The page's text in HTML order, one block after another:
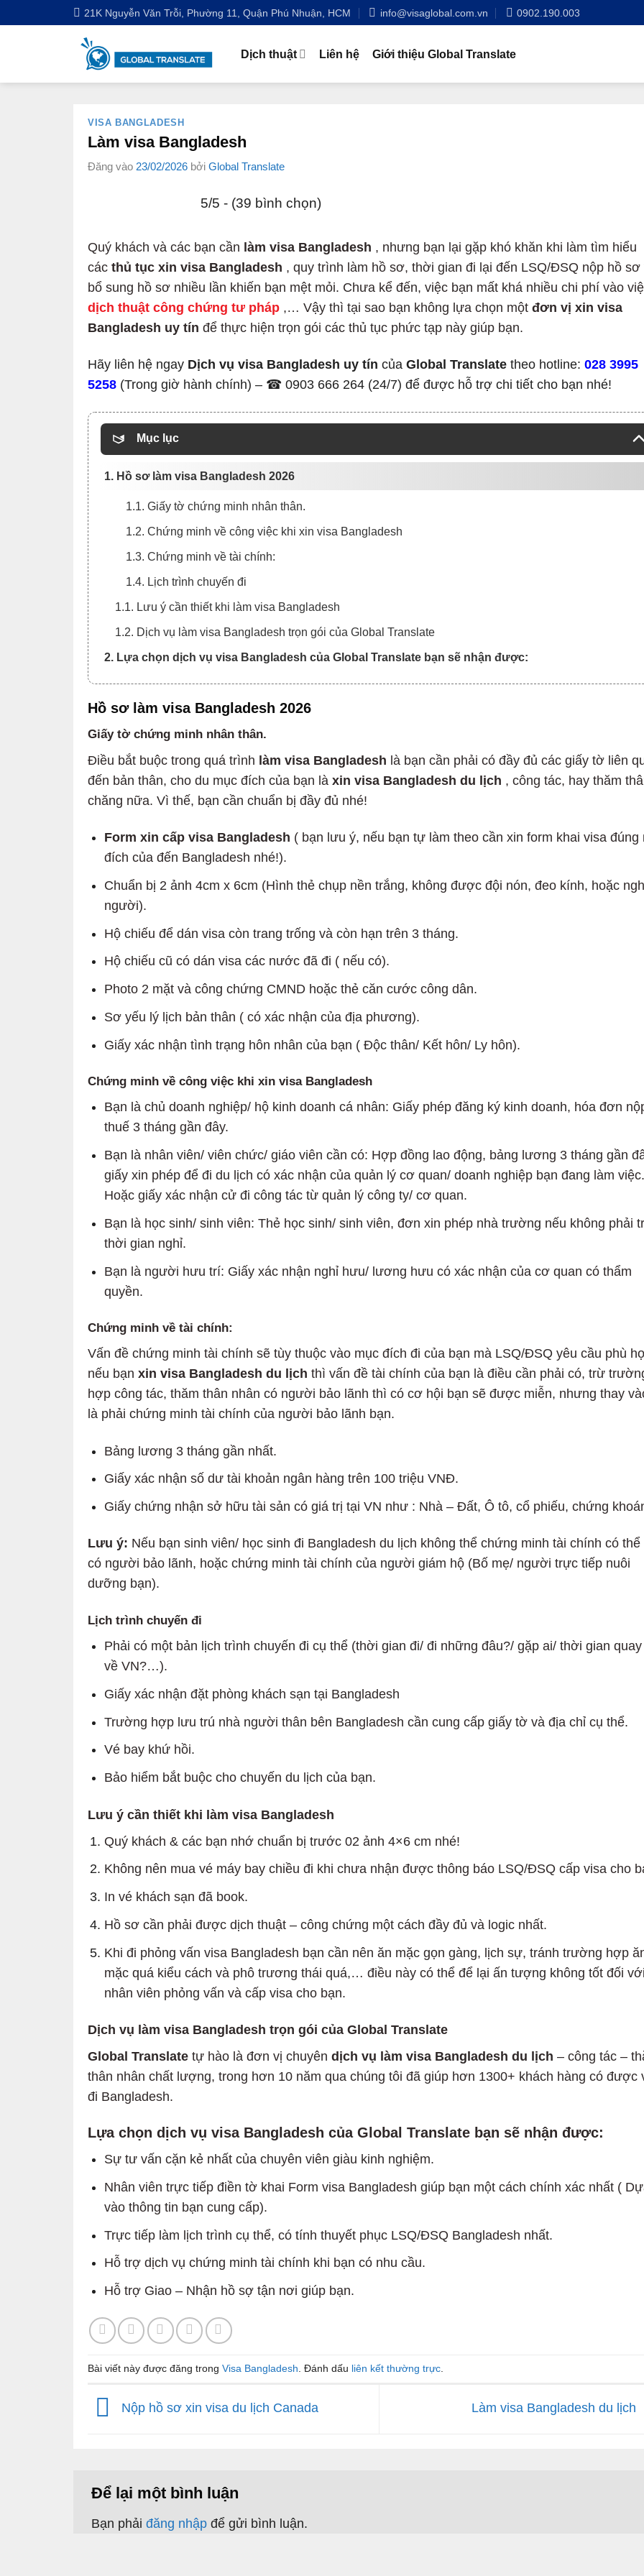
21K Nguyễn Văn Trỗi, Phường 11, Quận Phú Nhuận, HCM info@visaglobal.com.vn 0902.190.003
Dịch thuật Liên hệ Giới thiệu Global Translate
VISA BANGLADESH
Làm visa Bangladesh
Đăng vào 23/02/2026 bởi Global Translate
5/5 - (39 bình chọn)
Quý khách và các bạn cần làm visa Bangladesh , nhưng bạn lại gặp khó khăn khi làm tìm hiểu
các thủ tục xin visa Bangladesh , quy trình làm hồ sơ, thời gian đi lại đến LSQ/ĐSQ nộp hồ sơ
bổ sung hồ sơ nhiều lần khiến bạn mệt mỏi. Chưa kể đến, việc bạn mất khá nhiều chi phí vào
dịch thuật công chứng tư pháp ,… Vậy thì tại sao bạn không lựa chọn một đơn vị xin visa
Bangladesh uy tín để thực hiện trọn gói các thủ tục phức tạp này giúp bạn.
Hãy liên hệ ngay Dịch vụ visa Bangladesh uy tín của Global Translate theo hotline: 028 3995
5258 (Trong giờ hành chính) – ☎ 0903 666 264 (24/7) để được hỗ trợ chi tiết cho bạn nhé!
Mục lục
1. Hồ sơ làm visa Bangladesh 2026
1.1. Giấy tờ chứng minh nhân thân.
1.2. Chứng minh về công việc khi xin visa Bangladesh
1.3. Chứng minh về tài chính:
1.4. Lịch trình chuyến đi
1.1. Lưu ý cần thiết khi làm visa Bangladesh
1.2. Dịch vụ làm visa Bangladesh trọn gói của Global Translate
2. Lựa chọn dịch vụ visa Bangladesh của Global Translate bạn sẽ nhận được:
Hồ sơ làm visa Bangladesh 2026
Giấy tờ chứng minh nhân thân.
Điều bắt buộc trong quá trình làm visa Bangladesh là bạn cần phải có đầy đủ các giấy tờ liên
đến bản thân, cho du mục đích của bạn là xin visa Bangladesh du lịch , công tác, hay thăm
chăng nữa. Vì thế, bạn cần chuẩn bị đầy đủ nhé!
Form xin cấp visa Bangladesh ( bạn lưu ý, nếu bạn tự làm theo cần xin form khai visa đúng
đích của đến Bangladesh nhé!).
Chuẩn bị 2 ảnh 4cm x 6cm (Hình thẻ chụp nền trắng, không được đội nón, đeo kính, hoặc
người).
Hộ chiếu để dán visa còn trang trống và còn hạn trên 3 tháng.
Hộ chiếu cũ có dán visa các nước đã đi ( nếu có).
Photo 2 mặt và công chứng CMND hoặc thẻ căn cước công dân.
Sơ yếu lý lịch bản thân ( có xác nhận của địa phương).
Giấy xác nhận tình trạng hôn nhân của bạn ( Độc thân/ Kết hôn/ Ly hôn).
Chứng minh về công việc khi xin visa Bangladesh
Bạn là chủ doanh nghiệp/ hộ kinh doanh cá nhân: Giấy phép đăng ký kinh doanh, hóa đơn
thuế 3 tháng gần đây.
Bạn là nhân viên/ viên chức/ giáo viên cần có: Hợp đồng lao động, bảng lương 3 tháng gần
giấy xin phép để đi du lịch có xác nhận của quản lý cơ quan/ doanh nghiệp bạn đang làm việc.
Hoặc giấy xác nhận cử đi công tác từ quản lý công ty/ cơ quan.
Bạn là học sinh/ sinh viên: Thẻ học sinh/ sinh viên, đơn xin phép nhà trường nếu không phải
thời gian nghỉ.
Bạn là người hưu trí: Giấy xác nhận nghỉ hưu/ lương hưu có xác nhận của cơ quan có thẩm
quyền.
Chứng minh về tài chính:
Vấn đề chứng minh tài chính sẽ tùy thuộc vào mục đích đi của bạn mà LSQ/ĐSQ yêu cầu phù
nếu bạn xin visa Bangladesh du lịch thì vấn đề tài chính của bạn là điều cần phải có, trừ
hợp công tác, thăm thân nhân có người bảo lãnh thì có cơ hội bạn sẽ được miễn, nhưng thay
là phải chứng minh tài chính của người bảo lãnh bạn.
Bảng lương 3 tháng gần nhất.
Giấy xác nhận số dư tài khoản ngân hàng trên 100 triệu VNĐ.
Giấy chứng nhận sở hữu tài sản có giá trị tại VN như : Nhà – Đất, Ô tô, cổ phiếu, chứng
Lưu ý: Nếu bạn sinh viên/ học sinh đi Bangladesh du lịch không thể chứng minh tài chính có thể
có người bảo lãnh, hoặc chứng minh tài chính của người giám hộ (Bố mẹ/ người trực tiếp nuôi
dưỡng bạn).
Lịch trình chuyến đi
Phải có một bản lịch trình chuyến đi cụ thể (thời gian đi/ đi những đâu?/ gặp ai/ thời gian
về VN?…).
Giấy xác nhận đặt phòng khách sạn tại Bangladesh
Trường hợp lưu trú nhà người thân bên Bangladesh cần cung cấp giấy tờ và địa chỉ cụ thể.
Vé bay khứ hồi.
Bảo hiểm bắt buộc cho chuyến du lịch của bạn.
Lưu ý cần thiết khi làm visa Bangladesh
Quý khách & các bạn nhớ chuẩn bị trước 02 ảnh 4×6 cm nhé!
Không nên mua vé máy bay chiều đi khi chưa nhận được thông báo LSQ/ĐSQ cấp visa cho
In vé khách sạn đã book.
Hồ sơ cần phải được dịch thuật – công chứng một cách đầy đủ và logic nhất.
Khi đi phỏng vấn visa Bangladesh bạn cần nên ăn mặc gọn gàng, lịch sự, tránh trường hợp
mặc quá kiểu cách và phô trương thái quá,… điều này có thể để lại ấn tượng không tốt đối với
nhân viên phỏng vấn và cấp visa cho bạn.
Dịch vụ làm visa Bangladesh trọn gói của Global Translate
Global Translate tự hào là đơn vị chuyên dịch vụ làm visa Bangladesh du lịch – công tác –
thân nhân chất lượng, trong hơn 10 năm qua chúng tôi đã giúp hơn 1300+ khách hàng có được
đi Bangladesh.
Lựa chọn dịch vụ visa Bangladesh của Global Translate bạn sẽ nhận được:
Sự tư vấn cặn kẻ nhất của chuyên viên giàu kinh nghiệm.
Nhân viên trực tiếp điền tờ khai Form visa Bangladesh giúp bạn một cách chính xác nhất (
vào thông tin bạn cung cấp).
Trực tiếp làm lịch trình cụ thể, có tính thuyết phục LSQ/ĐSQ Bangladesh nhất.
Hỗ trợ dịch vụ chứng minh tài chính khi bạn có nhu cầu.
Hỗ trợ Giao – Nhận hồ sợ tận nơi giúp bạn.
Bài viết này được đăng trong Visa Bangladesh. Đánh dấu liên kết thường trực.
Nộp hồ sơ xin visa du lịch Canada Làm visa Bangladesh du lịch
Để lại một bình luận
Bạn phải đăng nhập để gửi bình luận.